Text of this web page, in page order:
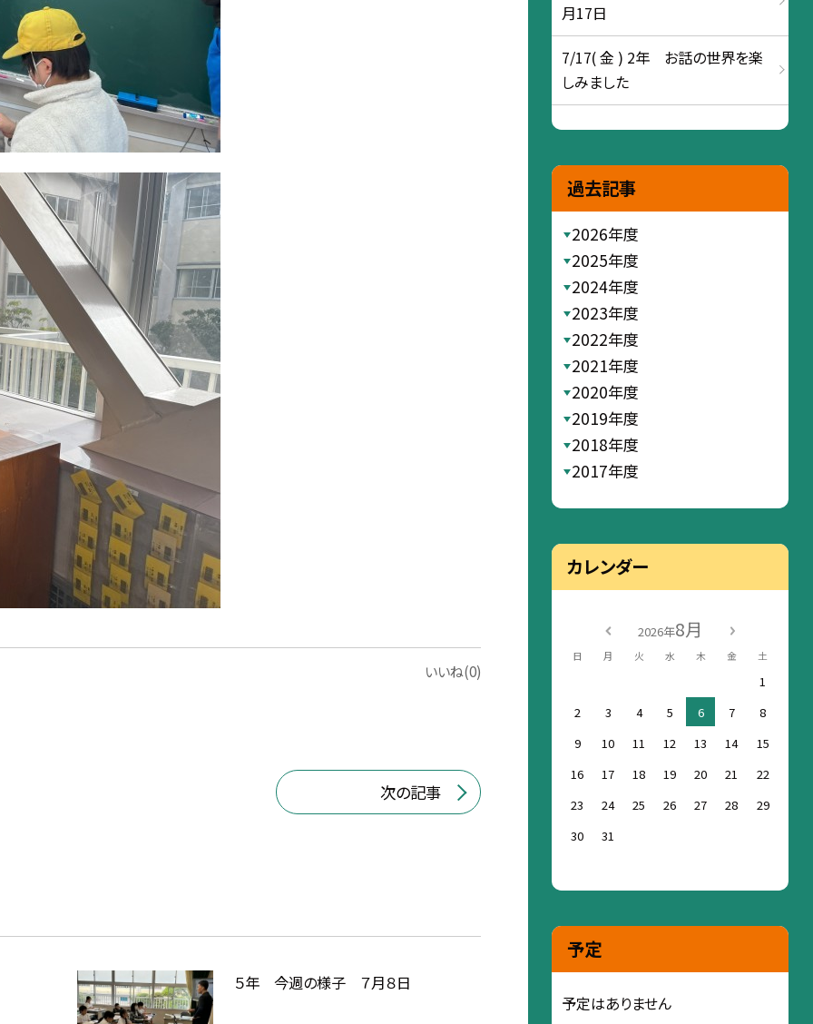
いいね(0)
次の記事
５年 今週の様子 ７月８日
月17日
7/17( 金 ) 2年 お話の世界を楽
しみました
過去記事
2026年度
2025年度
2024年度
2023年度
2022年度
2021年度
2020年度
2019年度
2018年度
2017年度
カレンダー
2026年8月
日 月 火 水 木 金 土
1
2
3 4 5 6 7
8
9
10 11 12 13 14
15
16
17 18 19 20 21
22
23
24 25 26 27 28
29
30
31
予定
予定はありません